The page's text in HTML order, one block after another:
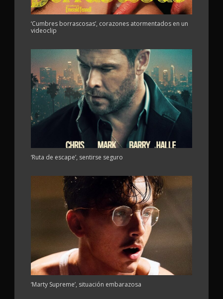
‘Cumbres borrascosas’, corazones atormentados en un
videoclip
‘Ruta de escape’, sentirse seguro
‘Marty Supreme’, situación embarazosa